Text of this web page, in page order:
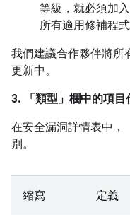
等級，就必須加
所有適用修補程式
我們建議合作夥伴將所
更新中。
3. 「類型」 欄中的項目
在安全漏洞詳情表中，
別。
縮寫 定義